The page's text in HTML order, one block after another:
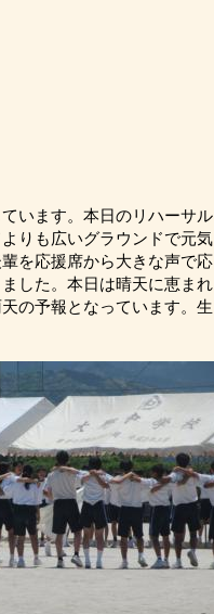
います。本日のリハーサル
りも広いグラウンドで元気
を応援席から大きな声で応
した。本日は晴天に恵まれ
の予報となっています。生